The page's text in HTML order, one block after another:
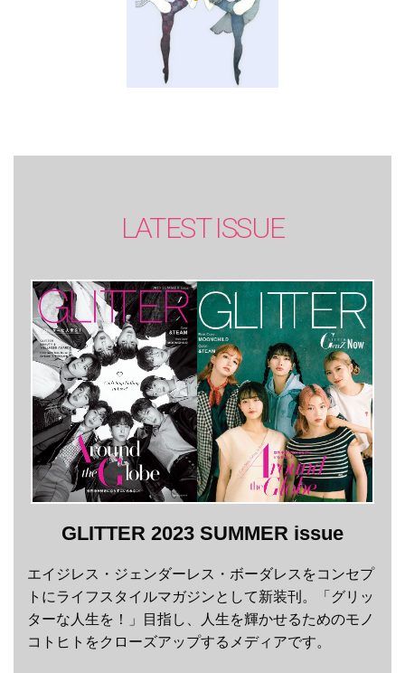
LATEST ISSUE
GLITTER 2023 SUMMER issue
エイジレス・ジェンダーレス・ボーダレスをコンセプ
トにライフスタイルマガジンとして新装刊。「グリッ
ターな人生を！」目指し、人生を輝かせるためのモノ
コトヒトをクローズアップするメディアです。